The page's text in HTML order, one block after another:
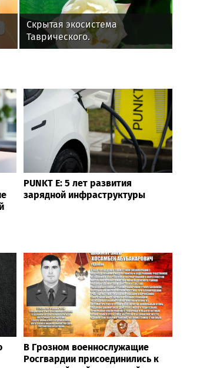
Скрытая экосистема
Таврического.
PUNKT E: 5 лет развития
зарядной инфраструктуры
В Грозном военнослужащие
Росгвардии присоединились к